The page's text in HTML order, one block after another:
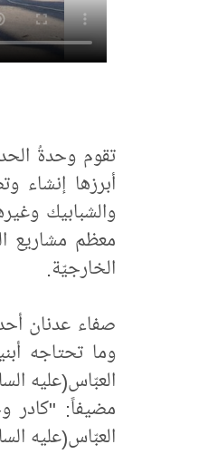
تقوم وحدةُ
أبرزها إنشاء
والشبابيك
معظم مشاريع
الخارجيّة.
صفاء عدنان
وما تحتاجه
العبّاس(عليه
مضيفاً: "كادر
العبّاس(عليه